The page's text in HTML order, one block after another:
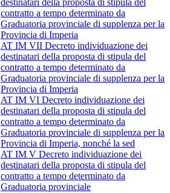
destinatari della proposta di stipula del
contratto a tempo determinato da
Graduatoria provinciale di supplenza per la
Provincia di Imperia
AT IM VII Decreto individuazione dei
destinatari della proposta di stipula del
contratto a tempo determinato da
Graduatoria provinciale di supplenza per la
Provincia di Imperia
AT IM VI Decreto individuazione dei
destinatari della proposta di stipula del
contratto a tempo determinato da
Graduatoria provinciale di supplenza per la
Provincia di Imperia, nonché la sed
AT IM V Decreto individuazione dei
destinatari della proposta di stipula del
contratto a tempo determinato da
Graduatoria provinciale